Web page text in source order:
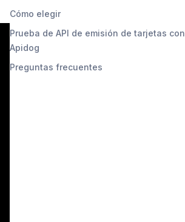
Cómo elegir
Prueba de API de emisión de tarjetas con
Apidog
Preguntas frecuentes